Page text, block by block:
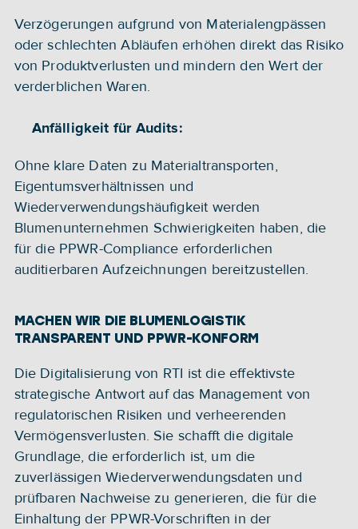
Verzögerungen aufgrund von Materialengpässen
oder schlechten Abläufen erhöhen direkt das Risiko
von Produktverlusten und mindern den Wert der
verderblichen Waren.
Anfälligkeit für Audits:
Ohne klare Daten zu Materialtransporten,
Eigentumsverhältnissen und
Wiederverwendungshäufigkeit werden
Blumenunternehmen Schwierigkeiten haben, die
für die PPWR-Compliance erforderlichen
auditierbaren Aufzeichnungen bereitzustellen.
MACHEN WIR DIE BLUMENLOGISTIK
TRANSPARENT UND PPWR-KONFORM
Die Digitalisierung von RTI ist die effektivste
strategische Antwort auf das Management von
regulatorischen Risiken und verheerenden
Vermögensverlusten. Sie schafft die digitale
Grundlage, die erforderlich ist, um die
zuverlässigen Wiederverwendungsdaten und
prüfbaren Nachweise zu generieren, die für die
Einhaltung der PPWR-Vorschriften in der